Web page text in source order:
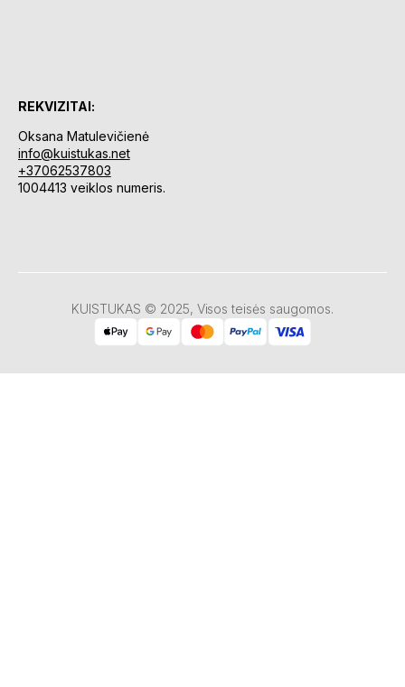
REKVIZITAI:
Oksana Matulevičienė
info@kuistukas.net
+37062537803
1004413 veiklos numeris.
KUISTUKAS © 2025, Visos teisės saugomos.